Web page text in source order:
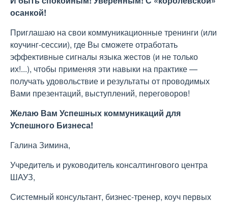
осанкой!
Приглашаю на свои коммуникационные тренинги (или
коучинг-сессии), где Вы сможете отработать
эффективные сигналы языка жестов (и не только
их!...), чтобы применяя эти навыки на практике —
получать удовольствие и результаты от проводимых
Вами презентаций, выступлений, переговоров!
Желаю Вам Успешных коммуникаций для
Успешного Бизнеса!
Галина Зимина,
Учредитель и руководитель консалтингового центра
ШАУЗ,
Системный консультант, бизнес-тренер, коуч первых